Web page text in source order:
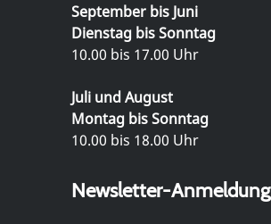
September bis Juni
Dienstag bis Sonntag
10.00 bis 17.00 Uhr
Juli und August
Montag bis Sonntag
10.00 bis 18.00 Uhr
Newsletter-Anmeldung